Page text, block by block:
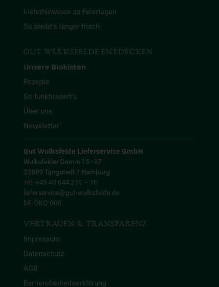
Lieferhinweise zu Feiertagen
So bleibt’s länger frisch
GUT WULKSFELDE ENTDECKEN
Unsere Biokisten
Rezepte
So funktioniert’s
Über uns
Newsletter
Gut Wulksfelde Lieferservice GmbH
Wulksfelder Damm 15–17
22889 Tangstedt / Hamburg
Tel. +49 40 644 251 – 10
lieferservice@gut-wulksfelde.de
DE-ÖKO-006
VERTRAUEN & TRANSPARENZ
Impressum
Datenschutz
AGB
Barrierefreiheitserklärung